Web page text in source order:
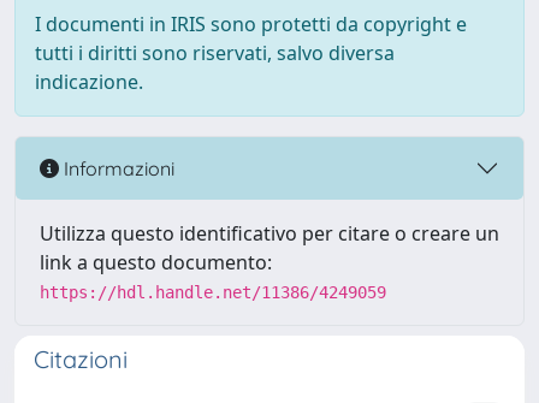
I documenti in IRIS sono protetti da copyright e
tutti i diritti sono riservati, salvo diversa
indicazione.
Informazioni
Utilizza questo identificativo per citare o creare un
link a questo documento:
https://hdl.handle.net/11386/4249059
Citazioni